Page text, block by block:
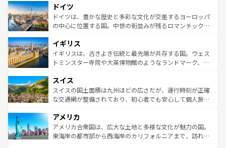
せる。地方によって風土や気候が異なるスペインはその個
性で訪れる人を魅了する。 なお、新着のスペイン情報は コ
ンテンツ一覧を参照してほしい。
で、幅広い魅力が詰まっている。華麗な宮殿、歴史的な大
聖堂、美しいビーチ、そして豊かな自然が、訪れる者を心
から魅了する。また、フランスは美食の国としても知ら
いる。シャンパンの発祥地であるランス、プロヴァンスの
香り高いラベンダー畑など、多彩な楽しみ方が可能だ。さ
らに、パリ以外の地域にも魅力が溢れており、どの街角に
れる地方に足を運ぶとそれぞれで全く異なる文化を体験で
きるだろう。 なお、新着のフランス情報はコンテンツ一覧
を参照してほしい。
ドイツ
ドイツは、豊かな歴史と多彩な文化が交差するヨーロッパ
の中心に位置する国。中世の街並みが残るロマンチック街
顔を持つこの国は、どこを歩いても飽きることがない。ベ
ルリンの文化的活気、バイエルン州のアルプスの絶景、そ
してライン川沿いのワイン畑といった風景は必見。ビール
は、お酒好きな人にはぜひ体験してほしい。 なお、新着の
ドイツ情報はコンテンツ一覧を参照してほしい。
イギリス
イギリスは、古きよき伝統と最先端が共存する国。ウェス
トミンスター寺院や大英博物館のようなランドマーク、歴
リアごとに異なる魅力がある。また、優雅なアフタヌーン
ティー、ビール好きにはたまらない英国パブ、サッカー観
戦など、本場だからこそできる体験も豊富。イギリスを旅
ンツ一覧を参照してほしい。
スイス
スイスの国土面積は九州ほどの広さだが、運行時刻が正確
な交通網が整備されており、初心者でも安心して個人旅行
の建物がそのまま残る町や、スイスならではのユニークな
博物館もあり、アルプス観光だけでなく町歩きも満喫する
ことができる。国民の所得が高いため物価も高いが、旅行
アメリカ
アメリカ合衆国は、広大な土地と多様な文化が魅力の国。
東海岸の都市部から西海岸のカリフォルニアまで、訪れる